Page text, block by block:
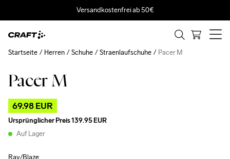
Versandkostenfrei ab 50€
Pacer M
69.98 EUR
Ursprünglicher Preis139.95 EUR
Auf Lager
Ray/Blaze
Startseite Herren Schuhe Straenlaufschuhe Pacer M
Outlet